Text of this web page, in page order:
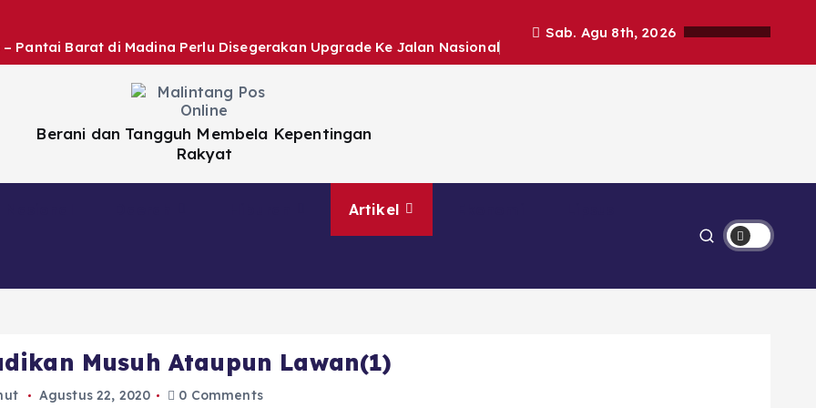
Pantai Barat di Madina Perlu Disegerakan Upgrade Ke Jalan Nasional
Sab. Agu 8th, 2026
Berani dan Tangguh Membela Kepentingan
Rakyat
Artikel
Musuh Ataupun Lawan(1)
Agustus 22, 2020 0 Comments